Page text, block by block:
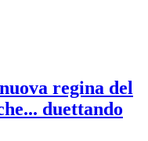
regina del
duettando